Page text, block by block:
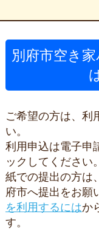
別府市空き
ご希望の方は、利
い。
利用申込は電子申
ックしてください。
紙での提出の方は
府市へ提出をお願
を利用するにはか
す。